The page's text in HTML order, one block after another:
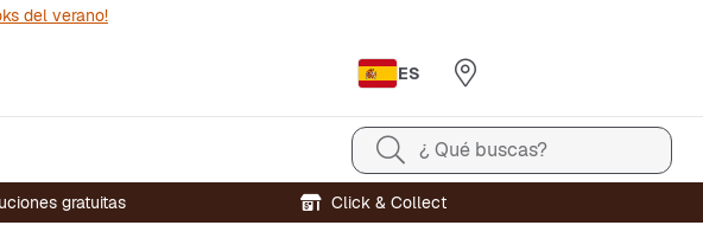
del verano!
ES
¿ Qué buscas?
gratuitas Click & Collect